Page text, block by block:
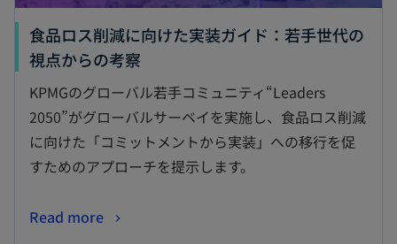
食品ロス削減に向けた実装ガイド：若手世代の
視点からの考察
し
い
タ
ブ
KPMGのグローバル若手コミュニティ“Leaders
2050”がグローバルサーベイを実施し、食品ロス削減
に向けた「コミットメントから実装」への移行を促
すためのアプローチを提示します。
Read more